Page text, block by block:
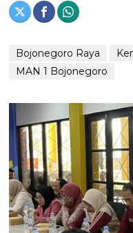
Bojonegoro Raya
MAN 1 Bojonegoro